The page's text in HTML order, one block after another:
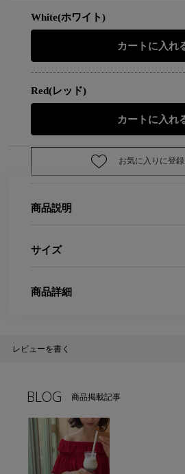
White(ホワイト)
Red(レッド)
お気に入りに登録
商品説明
サイズ
商品詳細
レビューを書く
BLOG 商品掲載記事